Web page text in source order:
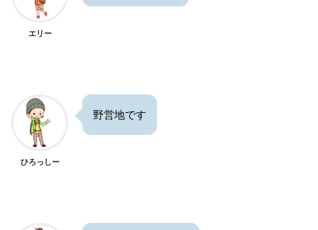
エリー
ひろっしー
野営地です